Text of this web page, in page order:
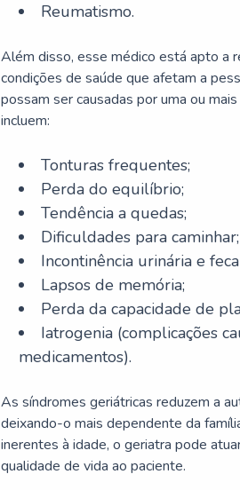
Reumatismo.
Além disso, esse médico está apto a
condições de saúde que afetam a
possam ser causadas por uma ou
incluem:
Tonturas frequentes;
Perda do equilíbrio;
Tendência a quedas;
Dificuldades para caminhar;
Incontinência urinária e
Lapsos de memória;
Perda da capacidade de
Iatrogenia (complicações
medicamentos).
As síndromes geriátricas reduzem a
deixando-o mais dependente da
inerentes à idade, o geriatra pode
qualidade de vida ao paciente.